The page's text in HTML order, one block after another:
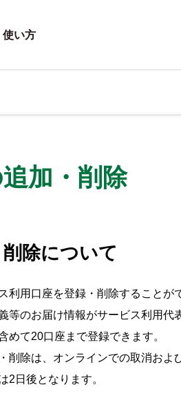
使い方
加・削除
除について
用口座を登録・削除することが
のお届け情報がサービス利用代
めて20口座まで登録できます。
除は、オンラインでの取消およ
2日後となります。